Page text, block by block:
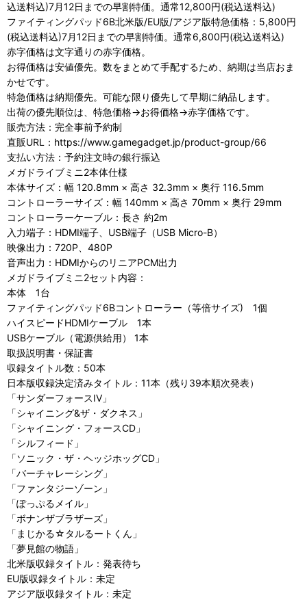
込送料込)7月12日までの早割特価。通常12,800円(税込送料込)
ファイティングパッド6B北米版/EU版/アジア版特急価格：5,800円
(税込送料込)7月12日までの早割特価。通常6,800円(税込送料込)
赤字価格は文字通りの赤字価格。
お得価格は安値優先。数をまとめて手配するため、納期は当店おま
かせです。
特急価格は納期優先。可能な限り優先して早期に納品します。
出荷の優先順位は、特急価格→お得価格→赤字価格です。
販売方法：完全事前予約制
直販URL：https://www.gamegadget.jp/product-group/66
支払い方法：予約注文時の銀行振込
メガドライブミニ2本体仕様
本体サイズ：幅 120.8mm × 高さ 32.3mm × 奥行 116.5mm
コントローラーサイズ：幅 140mm × 高さ 70mm × 奥行 29mm
コントローラーケーブル：長さ 約2m
入力端子：HDMI端子、USB端子（USB Micro-B）
映像出力：720P、480P
音声出力：HDMIからのリニアPCM出力
メガドライブミニ2セット内容：
本体 1台
ファイティングパッド6Bコントローラー（等倍サイズ) 1個
ハイスピードHDMIケーブル 1本
USBケーブル（電源供給用） 1本
取扱説明書・保証書
収録タイトル数：50本
日本版収録決定済みタイトル：11本（残り39本順次発表）
「サンダーフォースIV」
「シャイニング&ザ・ダクネス」
「シャイニング・フォースCD」
「シルフィード」
「ソニック・ザ・ヘッジホッグCD」
「バーチャレーシング」
「ファンタジーゾーン」
「ぽっぷるメイル」
「ボナンザブラザーズ」
「まじかる☆タルるートくん」
「夢見館の物語」
北米版収録タイトル：発表待ち
EU版収録タイトル：未定
アジア版収録タイトル：未定